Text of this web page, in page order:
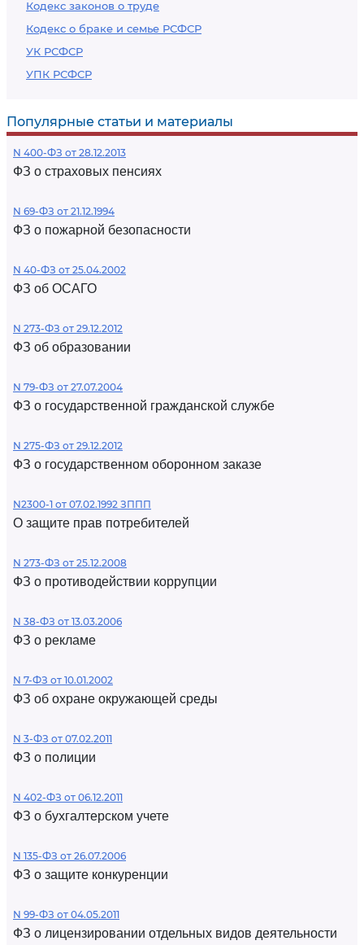
Кодекс законов о труде
Кодекс о браке и семье РСФСР
УК РСФСР
УПК РСФСР
Популярные статьи и материалы
N 400-ФЗ от 28.12.2013
ФЗ о страховых пенсиях
N 69-ФЗ от 21.12.1994
ФЗ о пожарной безопасности
N 40-ФЗ от 25.04.2002
ФЗ об ОСАГО
N 273-ФЗ от 29.12.2012
ФЗ об образовании
N 79-ФЗ от 27.07.2004
ФЗ о государственной гражданской службе
N 275-ФЗ от 29.12.2012
ФЗ о государственном оборонном заказе
N2300-1 от 07.02.1992 ЗППП
О защите прав потребителей
N 273-ФЗ от 25.12.2008
ФЗ о противодействии коррупции
N 38-ФЗ от 13.03.2006
ФЗ о рекламе
N 7-ФЗ от 10.01.2002
ФЗ об охране окружающей среды
N 3-ФЗ от 07.02.2011
ФЗ о полиции
N 402-ФЗ от 06.12.2011
ФЗ о бухгалтерском учете
N 135-ФЗ от 26.07.2006
ФЗ о защите конкуренции
N 99-ФЗ от 04.05.2011
ФЗ о лицензировании отдельных видов деятельности